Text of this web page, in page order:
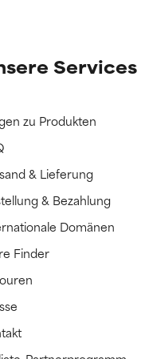
Services
zu Produkten
& Lieferung
& Bezahlung
Domänen
Finder